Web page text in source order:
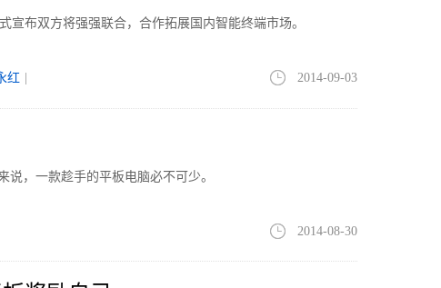
宣布双方将强强联合，合作拓展国内智能终端市场。
红 2014-09-03
，一款趁手的平板电脑必不可少。
2014-08-30